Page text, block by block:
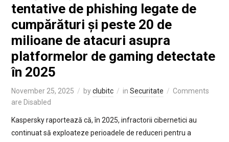
tentative de phishing legate de
cumpărături și peste 20 de
milioane de atacuri asupra
platformelor de gaming detectate
în 2025
November 25, 2025 byclubitc in Securitate
Comments
are Disabled
Kaspersky raportează că, în 2025, infractorii cibernetici au
continuat să exploateze perioadele de reduceri pentru a